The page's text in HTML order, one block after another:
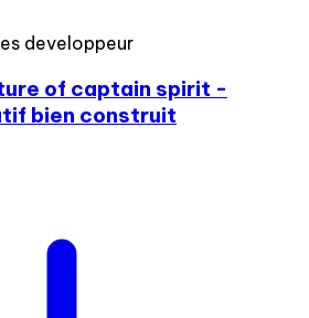
developpeur
of captain spirit -
bien construit